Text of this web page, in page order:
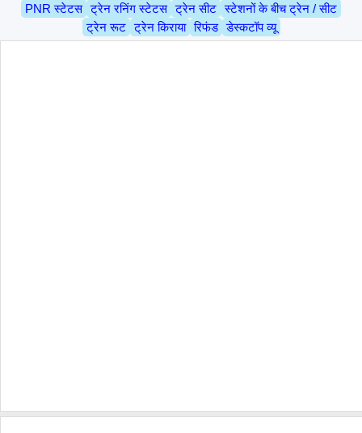
PNR स्टेटस ट्रेन रनिंग स्टेटस ट्रेन सीट स्टेशनों के बीच ट्रेन / सीट
ट्रेन रूट ट्रेन किराया रिफंड डेस्कटॉप व्यू